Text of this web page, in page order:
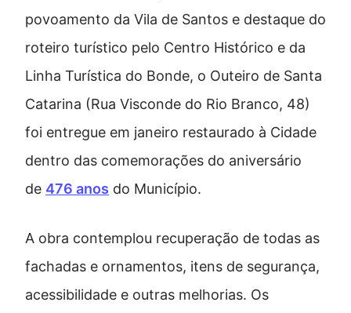
povoamento da Vila de Santos e destaque do
roteiro turístico pelo Centro Histórico e da
Linha Turística do Bonde, o Outeiro de Santa
Catarina (Rua Visconde do Rio Branco, 48)
foi entregue em janeiro restaurado à Cidade
dentro das comemorações do aniversário
de 476 anos do Município.
A obra contemplou recuperação de todas as
fachadas e ornamentos, itens de segurança,
acessibilidade e outras melhorias. Os